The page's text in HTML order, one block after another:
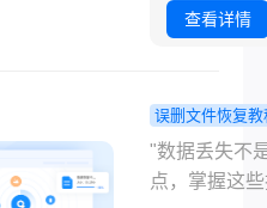
图标，迎接
程序、闪退
或令人沮丧
提示时，这
感足以打乱
查看详情
误删文件恢复教
久性删除的
在电脑上怎
​"数据丢失不
点，掌握这